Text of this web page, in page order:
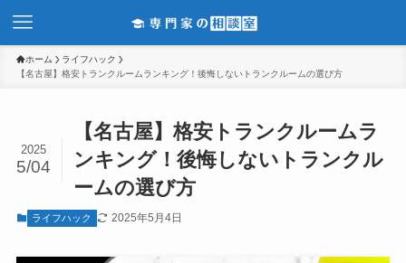
ホーム
ライフハック
【名古屋】格安トランクルームランキング！後悔しないトランクルームの選び方
【名古屋】格安トランクルームラ
ンキング！後悔しないトランクル
ームの選び方
2025
5/04
ライフハック 2025年5月4日